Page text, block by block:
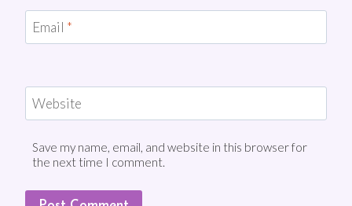
Email *
Website
Save my name, email, and website in this browser for
the next time I comment.